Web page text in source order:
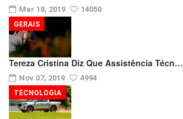
Mar 18, 2019 14050
Tereza Cristina Diz Que Assistência Técn…
Nov 07, 2019 4994
GERAIS
TECNOLOGIA